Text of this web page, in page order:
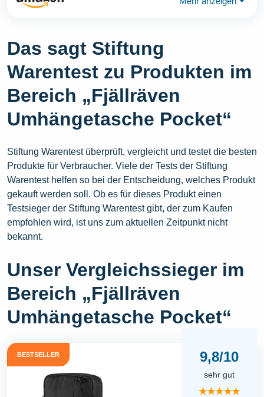
Das sagt Stiftung
Warentest zu Produkten im
Bereich „Fjällräven
Umhängetasche Pocket“
Stiftung Warentest überprüft, vergleicht und testet die besten
Produkte für Verbraucher. Viele der Tests der Stiftung
Warentest helfen so bei der Entscheidung, welches Produkt
gekauft werden soll. Ob es für dieses Produkt einen
Testsieger der Stiftung Warentest gibt, der zum Kaufen
empfohlen wird, ist uns zum aktuellen Zeitpunkt nicht
bekannt.
Unser Vergleichssieger im
Bereich „Fjällräven
Umhängetasche Pocket“
BESTSELLER 9,8/10
sehr gut
★★★★★